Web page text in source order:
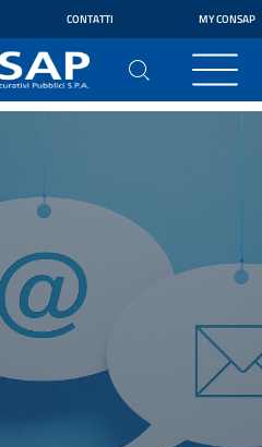
CONTATTI MY CONSAP